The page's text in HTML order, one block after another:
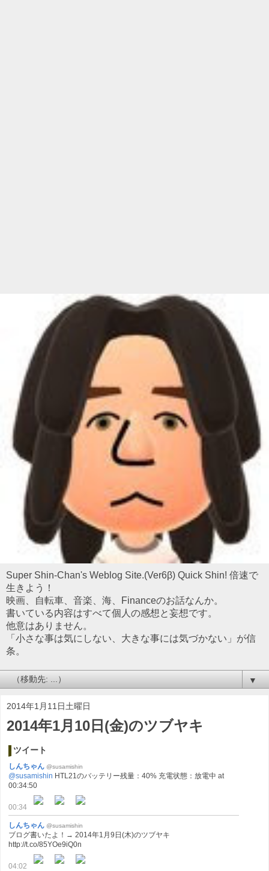
Super Shin-Chan's Weblog Site.(Ver6β) Quick Shin! 倍速で
生きよう！
映画、自転車、音楽、海、Financeのお話なんか。
書いている内容はすべて個人の感想と妄想です。
他意はありません。
「小さな事は気にしない、大きな事には気づかない」が信
条。
▼
2014年1月11日土曜日
2014年1月10日(金)のツブヤキ
ツイート
しんちゃん @susamishin
@susamishin HTL21のバッテリー残量：40% 充電状態：放電中 at
00:34:50
00:34
しんちゃん @susamishin
ブログ書いたよ！→ 2014年1月9日(木)のツブヤキ
http://t.co/85YOe9iQ0n
04:02